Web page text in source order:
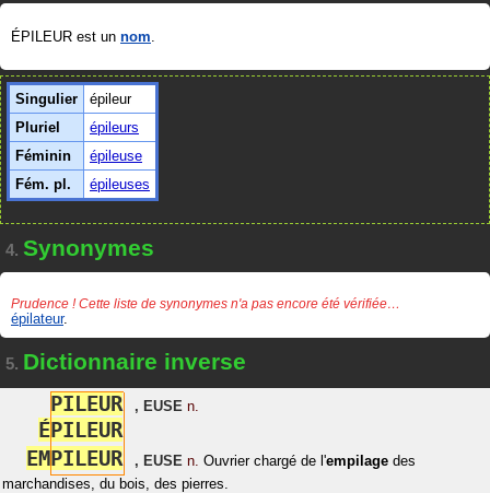
ÉPILEUR est un nom.
Singulier
épileur
Pluriel
épileurs
Féminin
épileuse
Fém. pl.
épileuses
4. Synonymes
Prudence ! Cette liste de synonymes n'a pas encore été vérifiée…
épilateur.
5. Dictionnaire inverse
PILEUR , EUSE n.
ÉPILEUR
EMPILEUR , EUSE n. Ouvrier chargé de l'empilage des
marchandises, du bois, des pierres.